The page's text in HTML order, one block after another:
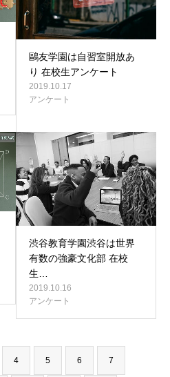
鷗友学園は自習室開放あ
り 在校生アンケート
2019.10.17
アンケート
渋谷教育学園渋谷は世界
有数の強豪文化部 在校
生…
2019.10.16
アンケート
4 5 6 7